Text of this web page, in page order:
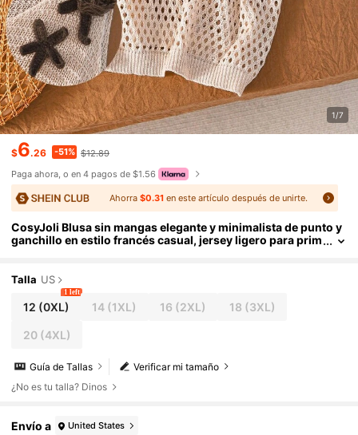
1/7
$6.26 -51% $12.89
Paga ahora, o en 4 pagos de $1.56
Ahorra $0.31en este artículo después de unirte.
CosyJoli Blusa sin mangas elegante y minimalista de punto y
ganchillo en estilo francés casual, jersey ligero para prim
Talla US
12 (0XL)
1 left
14 (1XL) 16 (2XL) 18 (3XL)
20(4XL)
Verificar mi tamaño
Guía de Tallas
¿No es tu talla? Dinos
Envío a United States